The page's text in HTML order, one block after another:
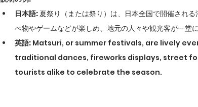
日本語: 夏祭り（または祭り）は、日本全国で開催され
べ物やゲームなどが楽しめ、地元の人々や観光客が一堂
英語: Matsuri, or summer festivals, are lively
traditional dances, fireworks displays, street
tourists alike to celebrate the season.